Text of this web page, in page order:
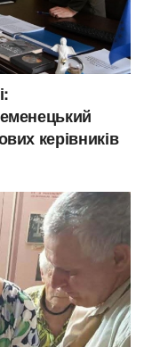
керівників